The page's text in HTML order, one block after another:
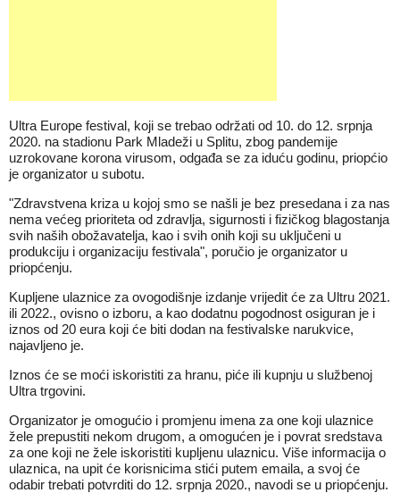
Ultra Europe festival, koji se trebao održati od 10. do 12. srpnja
2020. na stadionu Park Mladeži u Splitu, zbog pandemije
uzrokovane korona virusom, odgađa se za iduću godinu, priopćio
je organizator u subotu.
"Zdravstvena kriza u kojoj smo se našli je bez presedana i za nas
nema većeg prioriteta od zdravlja, sigurnosti i fizičkog blagostanja
svih naših obožavatelja, kao i svih onih koji su uključeni u
produkciju i organizaciju festivala", poručio je organizator u
priopćenju.
Kupljene ulaznice za ovogodišnje izdanje vrijedit će za Ultru 2021.
ili 2022., ovisno o izboru, a kao dodatnu pogodnost osiguran je i
iznos od 20 eura koji će biti dodan na festivalske narukvice,
najavljeno je.
Iznos će se moći iskoristiti za hranu, piće ili kupnju u službenoj
Ultra trgovini.
Organizator je omogućio i promjenu imena za one koji ulaznice
žele prepustiti nekom drugom, a omogućen je i povrat sredstava
za one koji ne žele iskoristiti kupljenu ulaznicu. Više informacija o
ulaznica, na upit će korisnicima stići putem emaila, a svoj će
odabir trebati potvrditi do 12. srpnja 2020., navodi se u priopćenju.